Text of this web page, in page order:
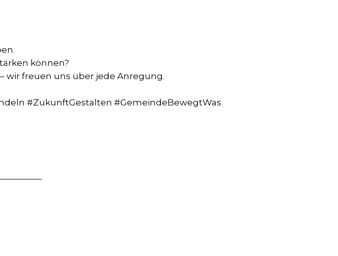
können?
– wir freuen uns über jede Anregung.
#ZukunftGestalten #GemeindeBewegtWas